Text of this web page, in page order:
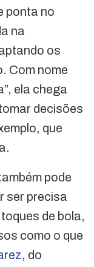
ponta no
na
os
Com nome
ela chega
decisões
que
pode
ser precisa
de bola,
como o que
, do